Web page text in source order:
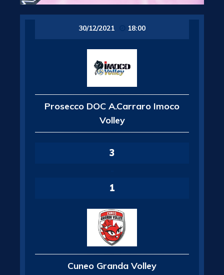
30/12/2021 18:00
Prosecco DOC A.Carraro Imoco
Volley
3
1
Cuneo Granda Volley